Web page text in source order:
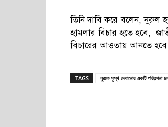
তিনি দাবি করে বলেন, নুরুল
হামলার বিচার হতে হবে,
বিচারের আওতায় আনতে
TAGS নুরকে সুস্থ দেখানোর একটি পরিকল্পনা